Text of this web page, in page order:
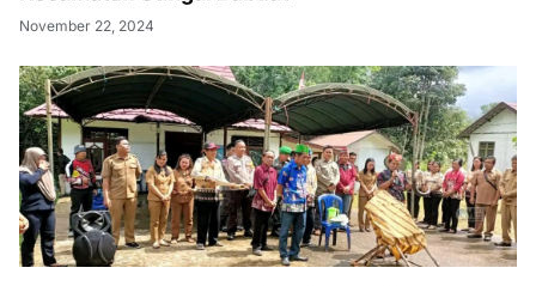
November 22, 2024